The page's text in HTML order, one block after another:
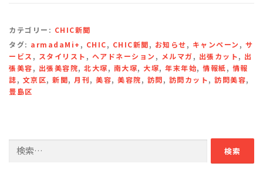
カテゴリー: CHIC新聞
タグ: armadaMi+ , CHIC, CHIC新聞, お知らせ, キャンペーン, サ
ービス , スタイリスト , ヘアドネーション, メルマガ, 出張カット, 出
張美容, 出張美容院, 北大塚, 南大塚, 大塚, 年末年始, 情報紙, 情報
誌, 文京区, 新聞, 月刊, 美容, 美容院, 訪問, 訪問カット, 訪問美容,
豊島区
索: